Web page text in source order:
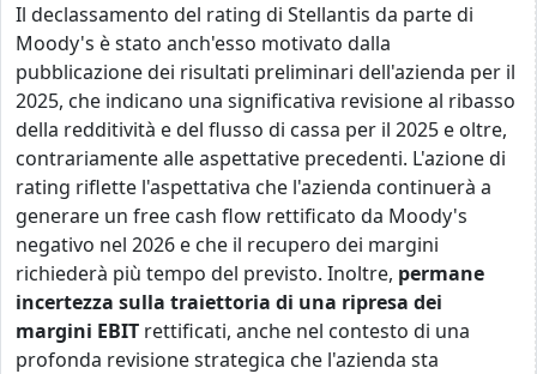
Il declassamento del rating di Stellantis da parte di
Moody's è stato anch'esso motivato dalla
pubblicazione dei risultati preliminari dell'azienda per il
2025, che indicano una significativa revisione al ribasso
della redditività e del flusso di cassa per il 2025 e oltre,
contrariamente alle aspettative precedenti. L'azione di
rating riflette l'aspettativa che l'azienda continuerà a
generare un free cash flow rettificato da Moody's
negativo nel 2026 e che il recupero dei margini
richiederà più tempo del previsto. Inoltre, permane
incertezza sulla traiettoria di una ripresa dei
margini EBIT rettificati, anche nel contesto di una
profonda revisione strategica che l'azienda sta